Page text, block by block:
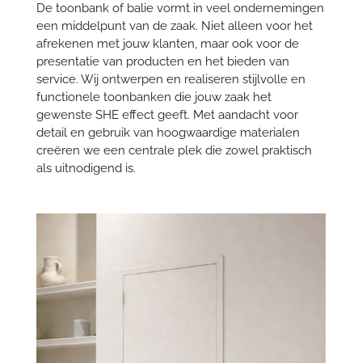
De toonbank of balie vormt in veel ondernemingen
een middelpunt van de zaak. Niet alleen voor het
afrekenen met jouw klanten, maar ook voor de
presentatie van producten en het bieden van
service. Wij ontwerpen en realiseren stijlvolle en
functionele toonbanken die jouw zaak het
gewenste SHE effect geeft. Met aandacht voor
detail en gebruik van hoogwaardige materialen
creëren we een centrale plek die zowel praktisch
als uitnodigend is.